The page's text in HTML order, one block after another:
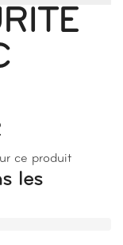
ce produit
les